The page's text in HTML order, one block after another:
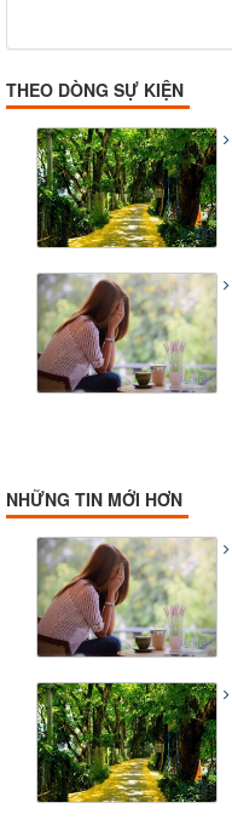
THEO DÒNG SỰ KIỆN
NHỮNG TIN MỚI HƠN